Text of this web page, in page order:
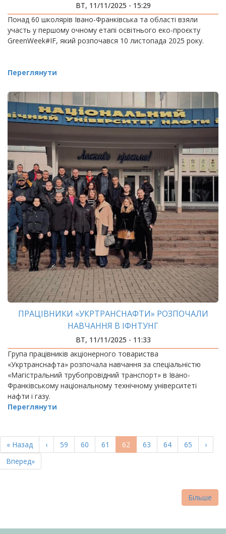
ВТ, 11/11/2025 - 15:29
Понад 60 школярів Івано-Франківська та області взяли
участь у першому очному етапі освітнього еко-проєкту
GreenWeek#IF, який розпочався 10 листопада 2025 року.
Переглянути
ПРАЦІВНИКИ «УКРТРАНСНАФТИ» РОЗПОЧАЛИ
НАВЧАННЯ В ІФНТУНГ
ВТ, 11/11/2025 - 11:33
Група працівників акціонерного товариства
«Укртранснафта» розпочала навчання за спеціальністю
«Магістральний трубопровідний транспорт» в Івано-
Франківському національному технічному університеті
нафти і газу.
Переглянути
НА
СТОРІНКИ
Перша
сторінка
« Назад
Попередня
сторінка
‹ Page
59 Page
60 Page
61
Поточна
сторінка
62 Page
63 Page
64 Page
65
›
Остання
сторінка
Вперед»
Більше